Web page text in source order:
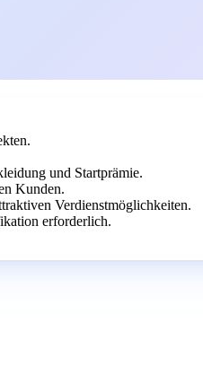
und Startprämie.
Kunden.
Verdienstmöglichkeiten.
erforderlich.